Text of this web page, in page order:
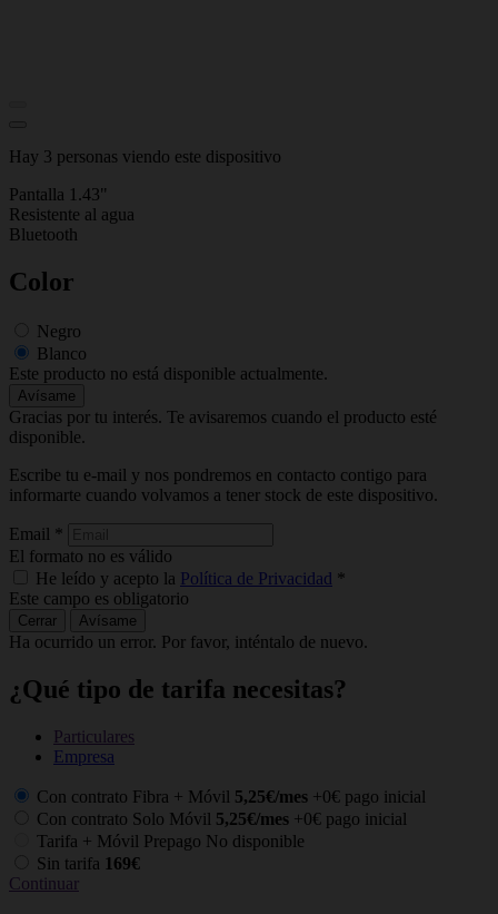
Hay 3 personas viendo este dispositivo
Pantalla 1.43"
Resistente al agua
Bluetooth
Color
Negro
Blanco
Este producto no está disponible actualmente.
Avísame
Gracias por tu interés. Te avisaremos cuando el producto esté
disponible.
Escribe tu e-mail y nos pondremos en contacto contigo para
informarte cuando volvamos a tener stock de este dispositivo.
Email *
El formato no es válido
He leído y acepto la Política de Privacidad *
Este campo es obligatorio
Cerrar Avísame
Ha ocurrido un error. Por favor, inténtalo de nuevo.
¿Qué tipo de tarifa necesitas?
Particulares
Empresa
Con contrato Fibra + Móvil 5,25€/mes +0€ pago inicial
Con contrato Solo Móvil 5,25€/mes +0€ pago inicial
Tarifa + Móvil Prepago No disponible
Sin tarifa 169€
Continuar